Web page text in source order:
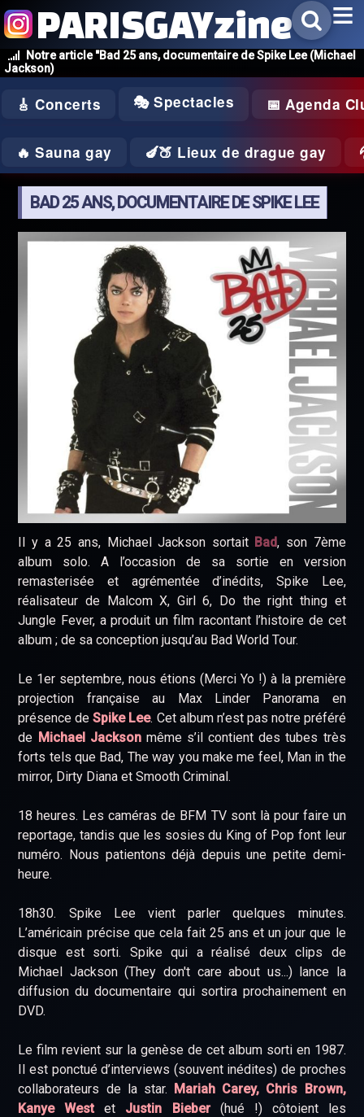
Notre article "Bad 25 ans, documentaire de Spike Lee (Michael
Jackson)
PARISGAYzine
🎸 Concerts 🎭 Spectacles 📅 Agenda
🔥 Sauna gay 🍆🍑 Lieux de drague gay
BAD 25 ANS, DOCUMENTAIRE DE SPIKE LEE
Il y a 25 ans, Michael Jackson sortait Bad, son 7ème
album solo. A l’occasion de sa sortie en version
remasterisée et agrémentée d’inédits, Spike Lee,
réalisateur de Malcom X, Girl 6, Do the right thing et
Jungle Fever, a produit un film racontant l’histoire de cet
album ; de sa conception jusqu’au Bad World Tour.
Le 1er septembre, nous étions (Merci Yo !) à la première
projection française au Max Linder Panorama en
présence deSpike Lee. Cet album n’est pas notre préféré
de Michael Jacksonmême s’il contient des tubes très
forts tels que Bad, The way you make me feel, Man in the
mirror, Dirty Diana et Smooth Criminal.
18 heures. Les caméras de BFM TV sont là pour faire un
reportage, tandis que les sosies du King of Pop font leur
numéro. Nous patientons déjà depuis une petite demi-
heure.
18h30. Spike Lee vient parler quelques minutes.
L’américain précise que cela fait 25 ans et un jour que le
disque est sorti. Spike qui a réalisé deux clips de
Michael Jackson (They don't care about us...) lance la
diffusion du documentaire qui sortira prochainement en
DVD.
Le film revient sur la genèse de cet album sorti en 1987.
Il est ponctué d’interviews (souvent inédites) de proches
collaborateurs de la star. Mariah Carey, Chris Brown,
Kanye Westet Justin Bieber(hué !) côtoient les